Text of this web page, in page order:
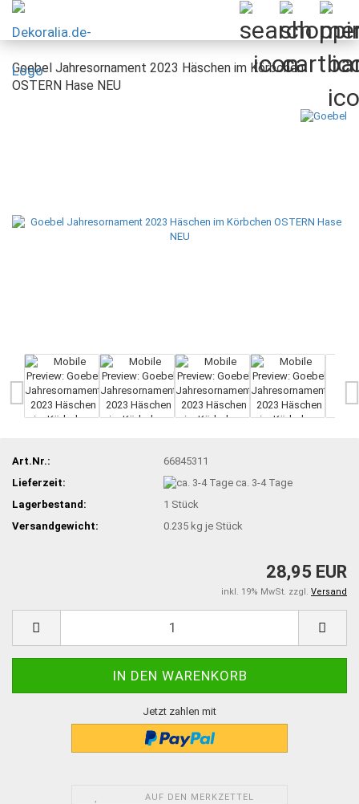
Goebel Jahresornament 2023 Häschen im Körbchen
OSTERN Hase NEU
Art.Nr.:
66845311
Lieferzeit:
ca. 3-4 Tage
Lagerbestand:
1 Stück
Versandgewicht:
0.235 kg je Stück
28,95 EUR
inkl. 19% MwSt. zzgl. Versand
Jetzt zahlen mit
AUF DEN MERKZETTEL